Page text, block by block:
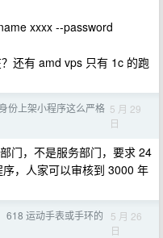
xxxx --password
还有 amd vps 只有 1c 的跑
份上架小程序这么严格 5 月 29
日
门，不是服务部门，要求 24
，人家可以审核到 3000 年
618 运动手表或手环的
5 月 26
日